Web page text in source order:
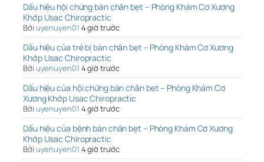
Dấu hiệu hội chứng bàn chân bẹt – Phòng Khám Cơ Xương
Khớp Usac Chiropractic
Bởi uyenuyen01 4 giờ trước
Dấu hiệu của trẻ bị bàn chân bẹt – Phòng Khám Cơ Xương
Khớp Usac Chiropractic
Bởi uyenuyen01 4 giờ trước
Dấu hiệu của hội chứng bàn chân bẹt – Phòng Khám Cơ
Xương Khớp Usac Chiropractic
Bởi uyenuyen01 4 giờ trước
Dấu hiệu của bệnh bàn chân bẹt – Phòng Khám Cơ Xương
Khớp Usac Chiropractic
Bởi uyenuyen01 4 giờ trước